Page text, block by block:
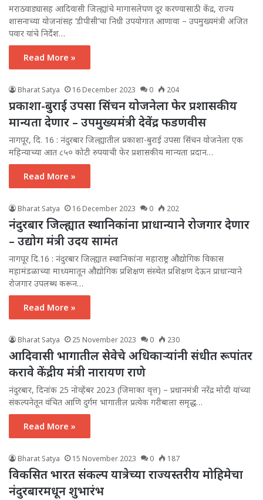
मराठवाड्यासह आदिवासी जिल्ह्यांचे मागासलेपण दूर करण्यासाठी केंद्र, राज्य
शासनाच्या योजनांसह ‘डीपीसी’चा निधी उपयोगात आणावा – उपमुख्यमंत्री अजित
पवार यांचे निर्देश…
Read More »
Bharat Satya 16 December 2023 0 204
प्रकाशा-बुराई उपसा सिंचन योजनेला फेर प्रशासकीय
मान्यता देणार – उपमुख्यमंत्री देवेंद्र फडणवीस
नागपूर, दि. 16 : नंदुरबार जिल्ह्यातील प्रकाशा-बुराई उपसा सिंचन योजनेला एक
महिन्याच्या आत ८५० कोटी रुपयाची फेर प्रशासकीय मान्यता प्रदान…
Read More »
Bharat Satya 16 December 2023 0 202
नंदुरबार जिल्ह्यात स्थानिकांना प्राधान्याने रोजगार देणार
– उद्योग मंत्री उदय सामंत
नागपूर दि.16 : नंदुरबार जिल्ह्यात स्थानिकांना महाराष्ट्र औद्योगिक विकास
महामंडळाच्या माध्यमातून औद्योगिक प्रशिक्षण संस्थेत प्रशिक्षण देऊन प्राधान्याने
रोजगार उपलब्ध करून…
Read More »
Bharat Satya 25 November 2023 0 230
आदिवासी भागातील सेवेचे अधिकाऱ्यांनी संधीत रूपांतर
करावे केंद्रीय मंत्री नारायण राणे
नंदुरबार, दिनांक 25 नोव्हेंबर 2023 (जिमाका वृत्त) – प्रधानमंत्री नरेंद्र मोदी यांच्या
संकल्पनेतून वंचित आणि दुर्गम भागातील प्रत्येक गरीबाला समृद्ध…
Read More »
Bharat Satya 15 November 2023 0 187
विकसित भारत संकल्प यात्रेच्या राज्यस्तरीय मोहिमेचा
नंदुरबारमधून शुभारंभ